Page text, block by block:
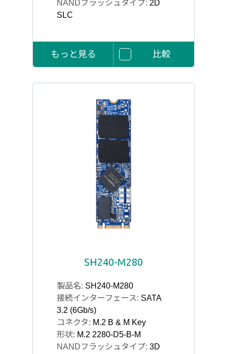
NANDフラッシュタイプ: 2D
SLC
もっと見る 比較
SH240-M280
製品名: SH240-M280
接続インターフェース: SATA
3.2 (6Gb/s)
コネクタ: M.2 B & M Key
形状: M.2 2280-D5-B-M
NANDフラッシュタイプ: 3D